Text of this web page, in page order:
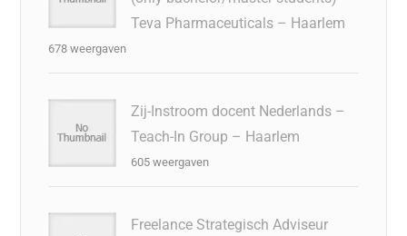
Teva Pharmaceuticals – Haarlem
678 weergaven
Zij-Instroom docent Nederlands –
Teach-In Group – Haarlem
605 weergaven
Freelance Strategisch Adviseur